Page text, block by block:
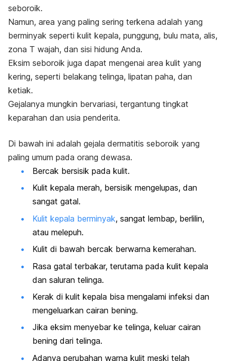
seboroik.
Namun, area yang paling sering terkena adalah yang
berminyak seperti kulit kepala, punggung, bulu mata, alis,
zona T wajah, dan sisi hidung Anda.
Eksim seboroik juga dapat mengenai area kulit yang
kering, seperti belakang telinga, lipatan paha, dan
ketiak.
Gejalanya mungkin bervariasi, tergantung tingkat
keparahan dan usia penderita.
Di bawah ini adalah gejala dermatitis seboroik yang
paling umum pada orang dewasa.
Bercak bersisik pada kulit.
Kulit kepala merah, bersisik mengelupas, dan
sangat gatal.
Kulit kepala berminyak, sangat lembap, berlilin,
atau melepuh.
Kulit di bawah bercak berwarna kemerahan.
Rasa gatal terbakar, terutama pada kulit kepala
dan saluran telinga.
Kerak di kulit kepala bisa mengalami infeksi dan
mengeluarkan cairan bening.
Jika eksim menyebar ke telinga, keluar cairan
bening dari telinga.
Adanya perubahan warna kulit meski telah